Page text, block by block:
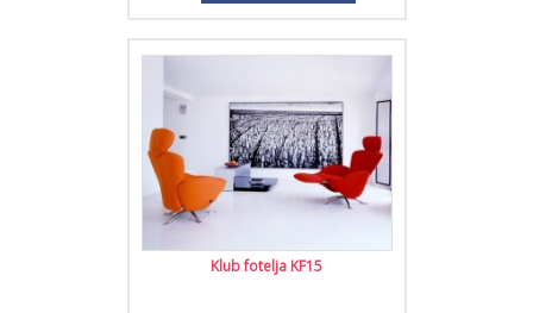
Klub fotelja KF15